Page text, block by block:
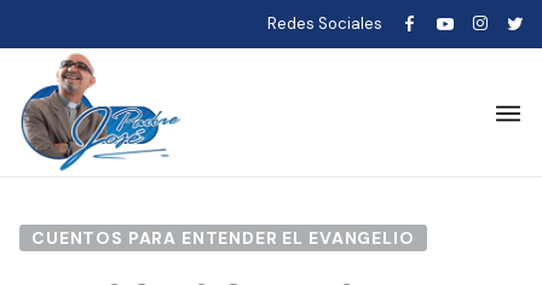
Redes Sociales
CUENTOS PARA ENTENDER EL EVANGELIO